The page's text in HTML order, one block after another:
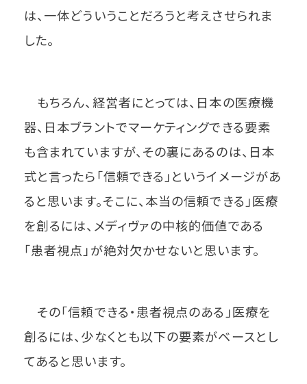
は、一体どういうことだろうと考えさせられま
した。
もちろん、経営者にとっては、日本の医療機
器、日本ブラントでマーケティングできる要素
も含まれていますが、その裏にあるのは、日本
式と言ったら「信頼できる」というイメージがあ
ると思います。そこに、本当の信頼できる」医療
を創るには、メディヴァの中核的価値である
「患者視点」が絶対欠かせないと思います。
その「信頼できる・患者視点のある」医療を
創るには、少なくとも以下の要素がベースとし
てあると思います。